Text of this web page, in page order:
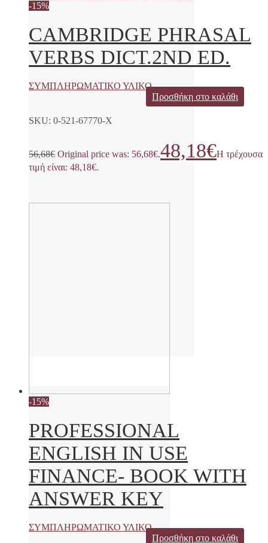
-15%
CAMBRIDGE PHRASAL
VERBS DICT.2ND ED.
ΣΥΜΠΛΗΡΩΜΑΤΙΚΟ ΥΛΙΚΟ
Προσθήκη στο καλάθι
SKU: 0-521-67770-Χ
56,68€ Original price was: 56,68€.48,18€Η τρέχουσα
τιμή είναι: 48,18€.
-15%
PROFESSIONAL
ENGLISH IN USE
FINANCE- BOOK WITH
ANSWER KEY
ΣΥΜΠΛΗΡΩΜΑΤΙΚΟ ΥΛΙΚΟ
Προσθήκη στο καλάθι